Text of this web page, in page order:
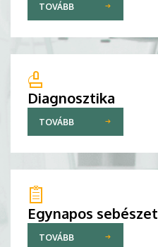
TOVÁBB
Diagnosztika
TOVÁBB
Egynapos sebészet
TOVÁBB